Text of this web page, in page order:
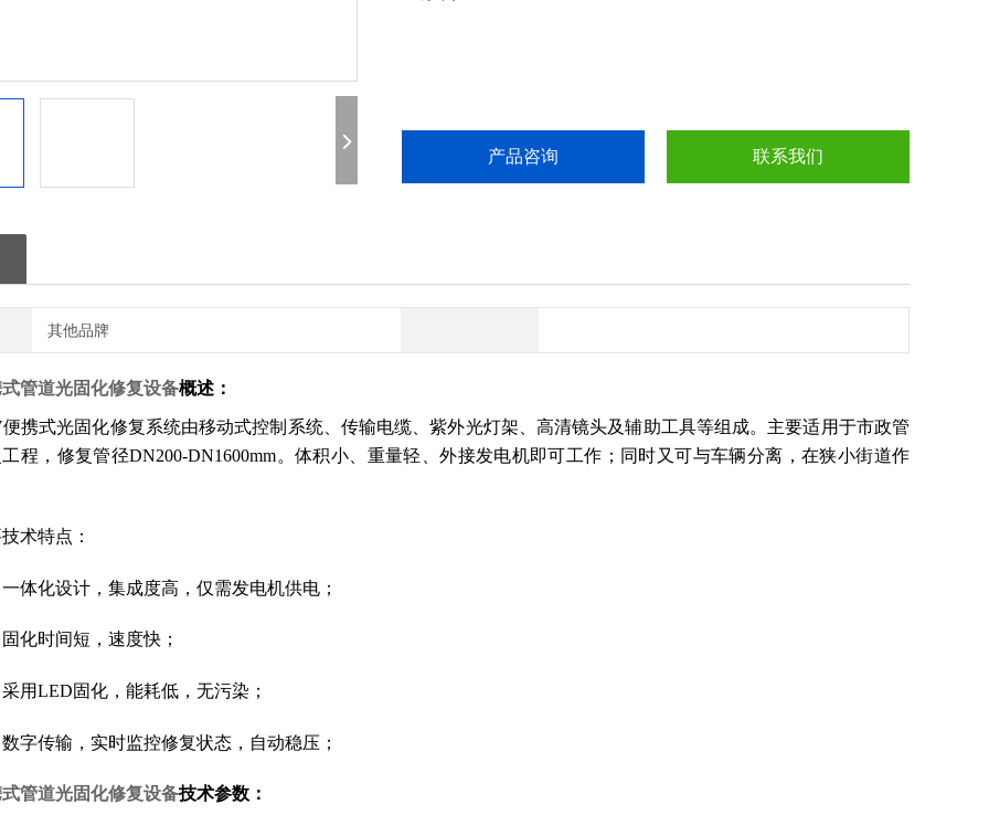
产品咨询 联系我们
其他品牌
管道光固化修复设备概述：
便携式光固化修复系统由移动式控制系统、传输电缆、紫外光灯架、高清镜头及辅助工具等组成。主要适用于市政管
程，修复管径DN200-DN1600mm。体积小、重量轻、外接发电机即可工作；同时又可与车辆分离，在狭小街道作
术特点：
一体化设计，集成度高，仅需发电机供电；
固化时间短，速度快；
采用LED固化，能耗低，无污染；
数字传输，实时监控修复状态，自动稳压；
管道光固化修复设备技术参数：